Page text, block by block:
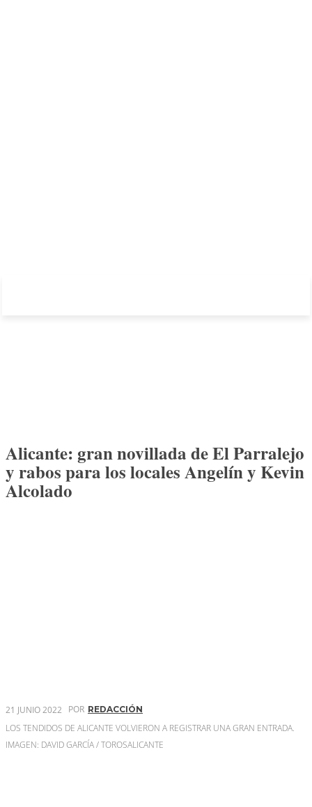
Alicante: gran novillada de El Parralejo
y rabos para los locales Angelín y Kevin
Alcolado
21 JUNIO 2022 POR REDACCIÓN
LOS TENDIDOS DE ALICANTE VOLVIERON A REGISTRAR UNA GRAN ENTRADA.
IMAGEN: DAVID GARCÍA / TOROSALICANTE